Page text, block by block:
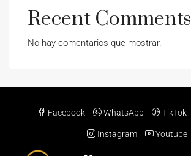
Recent Comments
No hay comentarios que mostrar.
Facebook WhatsApp TikTok
Instagram Youtube